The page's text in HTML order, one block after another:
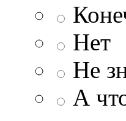
Нет
Не
А